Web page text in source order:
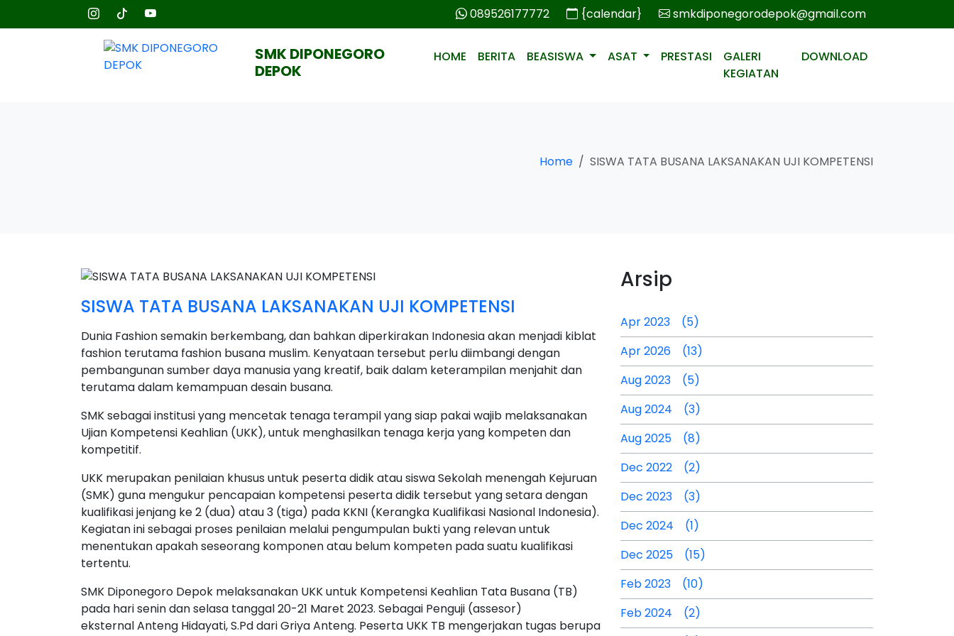
089526177772 {calendar} smkdiponegorodepok@gmail.com
SMK DIPONEGORO
DEPOK
HOME BERITA BEASISWA ASAT PRESTASI
GALERI
KEGIATAN
DOWNLOAD
Home SISWA TATA BUSANA LAKSANAKAN UJI KOMPETENSI
SISWA TATA BUSANA LAKSANAKAN UJI KOMPETENSI
Dunia Fashion semakin berkembang, dan bahkan diperkirakan Indonesia akan menjadi kiblat
fashion terutama fashion busana muslim. Kenyataan tersebut perlu diimbangi dengan
pembangunan sumber daya manusia yang kreatif, baik dalam keterampilan menjahit dan
terutama dalam kemampuan desain busana.
SMK sebagai institusi yang mencetak tenaga terampil yang siap pakai wajib melaksanakan
Ujian Kompetensi Keahlian (UKK), untuk menghasilkan tenaga kerja yang kompeten dan
kompetitif.
UKK merupakan penilaian khusus untuk peserta didik atau siswa Sekolah menengah Kejuruan
(SMK) guna mengukur pencapaian kompetensi peserta didik tersebut yang setara dengan
kualifikasi jenjang ke 2 (dua) atau 3 (tiga) pada KKNI (Kerangka Kualifikasi Nasional Indonesia).
Kegiatan ini sebagai proses penilaian melalui pengumpulan bukti yang relevan untuk
menentukan apakah seseorang komponen atau belum kompeten pada suatu kualifikasi
tertentu.
SMK Diponegoro Depok melaksanakan UKK untuk Kompetensi Keahlian Tata Busana (TB)
pada hari senin dan selasa tanggal 20-21 Maret 2023. Sebagai Penguji (assesor)
eksternal Anteng Hidayati, S.Pd dari Griya Anteng. Peserta UKK TB mengerjakan tugas berupa
Arsip
Apr 2023 (5)
Apr 2026 (13)
Aug 2023 (5)
Aug 2024 (3)
Aug 2025 (8)
Dec 2022 (2)
Dec 2023 (3)
Dec 2024 (1)
Dec 2025 (15)
Feb 2023 (10)
Feb 2024 (2)